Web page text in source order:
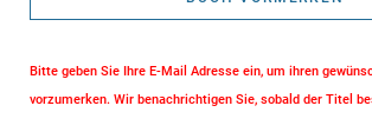
Bitte geben Sie Ihre E-Mail Adresse ein, um ihren
vorzumerken. Wir benachrichtigen Sie, sobald der Titel